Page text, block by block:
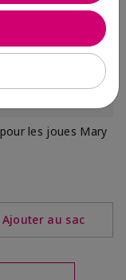
les joues Mary
Ajouter au sac